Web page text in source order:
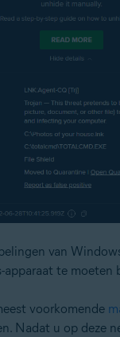
van
te moeten
voorkomende
Nadat u op deze